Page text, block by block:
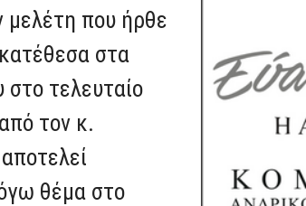
μελέτη που ήρθε
στα
τελευταίο
τον κ.
θέμα στο